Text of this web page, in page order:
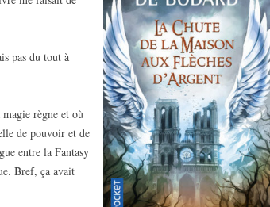
pas du tout à
règne et où
de pouvoir et de
entre la Fantasy
Bref, ça avait